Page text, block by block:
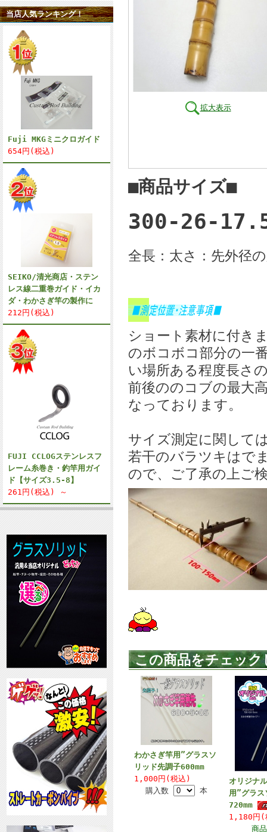
当店人気ランキング！
Fuji MKGミニクロガイド
654円(税込)
SEIKO/清光商店・ステン
レス線二重巻ガイド・イカ
ダ・わかさぎ竿の製作に
212円(税込)
FUJI CCLOGステンレスフ
レーム糸巻き・釣竿用ガイ
ド【サイズ3.5-8】
261円(税込) ～
拡大表示
■商品サイズ■
300-26-
全長：太さ：先外径
ショート素材に付き
のボコボコ部分の一
い場所ある程度長さ
前後ののコブの最大
なっております。
サイズ測定に関して
若干のバラツキはで
ので、ご了承の上ご
この商品をチェッ
わかさぎ竿用”グラスソ
リッド先調子600mm
1,000円(税込)
購入数
本
オリジナ
用”グラス
720mm
1,180円(
商